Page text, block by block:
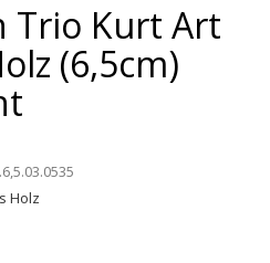
Trio Kurt Art
(6,5cm)
Holz